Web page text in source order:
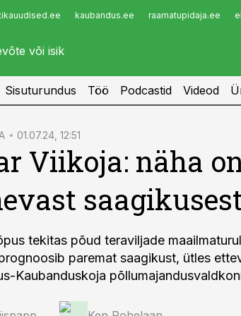
kaubandus.ee raamatupidaja.ee
Infopank
Sisuturundus Töö Podcastid Videod
01.07.24, 12:51
Viikoja: näha
tekitas põud teraviljade
paremat saagikust, ütles
Kaubanduskoja